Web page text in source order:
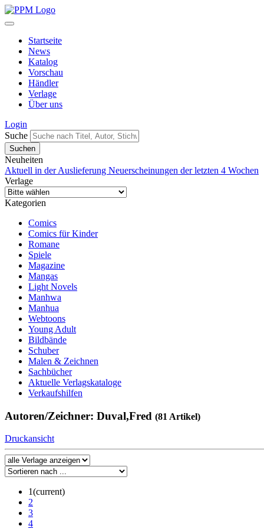
Startseite
News
Katalog
Vorschau
Händler
Verlage
Über uns
Login
Suche
Neuheiten
Aktuell in der Auslieferung Neuerscheinungen der letzten 4 Wochen
Verlage
Kategorien
Comics
Comics für Kinder
Romane
Spiele
Magazine
Mangas
Light Novels
Manhwa
Manhua
Webtoons
Young Adult
Bildbände
Schuber
Malen & Zeichnen
Sachbücher
Aktuelle Verlagskataloge
Verkaufshilfen
Autoren/Zeichner: Duval,Fred (81 Artikel)
Druckansicht
1(current)
2
3
4